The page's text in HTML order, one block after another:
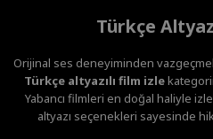
Türkçe
Orijinal ses deneyiminden
Türkçe altyazılı film izle
Yabancı filmleri en doğal haliyle
altyazı seçenekleri sayesinde